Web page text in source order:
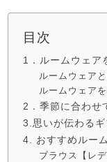
目次
1．ルームウェア
ルームウェア
ルームウェア
2．季節に合わせ
3.思いが伝わる
4. おすすめルー
ブラウス【レデ